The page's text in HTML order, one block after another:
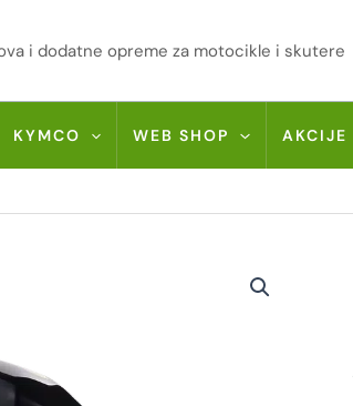
i dodatne opreme za motocikle i skutere
KYMCO WEB SHOP AKCIJE